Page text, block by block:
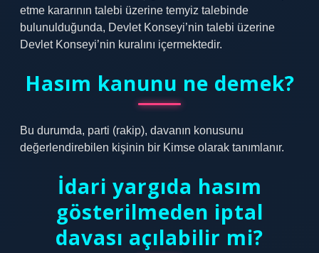
etme kararının talebi üzerine temyiz talebinde
bulunulduğunda, Devlet Konseyi’nin talebi üzerine
Devlet Konseyi’nin kuralını içermektedir.
Hasım kanunu ne demek?
Bu durumda, parti (rakip), davanın konusunu
değerlendirebilen kişinin bir Kimse olarak tanımlanır.
İdari yargıda hasım
gösterilmeden iptal
davası açılabilir mi?